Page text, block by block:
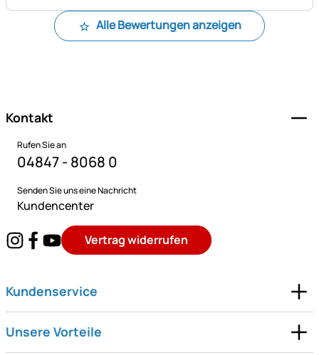
Alle Bewertungen anzeigen
Kontakt
Rufen Sie an
04847 - 8068 0
Senden Sie uns eine Nachricht
Kundencenter
Vertrag widerrufen
Kundenservice
Unsere Vorteile